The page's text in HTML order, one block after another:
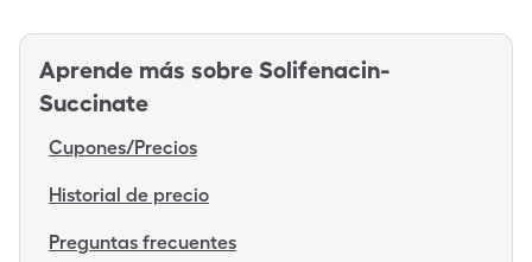
Aprende más sobre Solifenacin-
Succinate
Cupones/Precios
Historial de precio
Preguntas frecuentes